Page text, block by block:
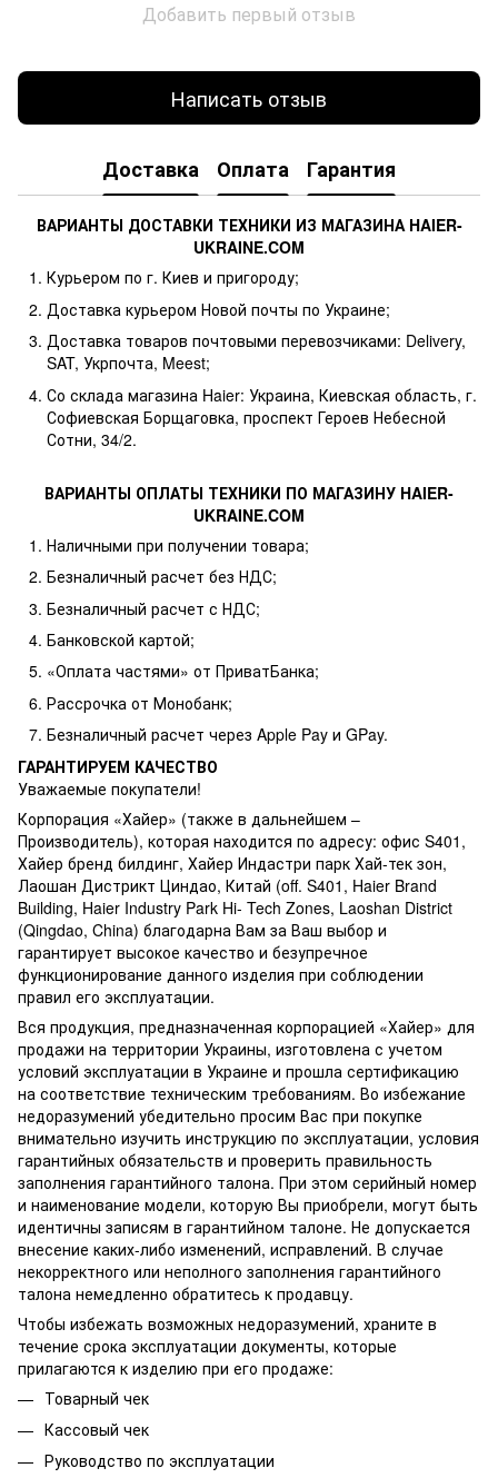
Добавить первый отзыв
Написать отзыв
Доставка Оплата Гарантия
ВАРИАНТЫ ДОСТАВКИ ТЕХНИКИ ИЗ МАГАЗИНА HAIER-
UKRAINE.COM
Курьером по г. Киев и пригороду;
Доставка курьером Новой почты по Украине;
Доставка товаров почтовыми перевозчиками: Delivery,
SAT, Укрпочта, Meest;
Со склада магазина Haier: Украина, Киевская область, г.
Софиевская Борщаговка, проспект Героев Небесной
Сотни, 34/2.
ВАРИАНТЫ ОПЛАТЫ ТЕХНИКИ ПО МАГАЗИНУ HAIER-
UKRAINE.COM
Наличными при получении товара;
Безналичный расчет без НДС;
Безналичный расчет с НДС;
Банковской картой;
«Оплата частями» от ПриватБанка;
Рассрочка от Монобанк;
Безналичный расчет через Apple Pay и GPay.
ГАРАНТИРУЕМ КАЧЕСТВО
Уважаемые покупатели!
Корпорация «Хайер» (также в дальнейшем –
Производитель), которая находится по адресу: офис S401,
Хайер бренд билдинг, Хайер Индастри парк Хай-тек зон,
Лаошан Дистрикт Циндао, Китай (off. S401, Haier Brand
Building, Haier Industry Park Hi- Tech Zones, Laoshan District
(Qingdao, China) благодарна Вам за Ваш выбор и
гарантирует высокое качество и безупречное
функционирование данного изделия при соблюдении
правил его эксплуатации.
Вся продукция, предназначенная корпорацией «Хайер» для
продажи на территории Украины, изготовлена ​​с учетом
условий эксплуатации в Украине и прошла сертификацию
на соответствие техническим требованиям. Во избежание
недоразумений убедительно просим Вас при покупке
внимательно изучить инструкцию по эксплуатации, условия
гарантийных обязательств и проверить правильность
заполнения гарантийного талона. При этом серийный номер
и наименование модели, которую Вы приобрели, могут быть
идентичны записям в гарантийном талоне. Не допускается
внесение каких-либо изменений, исправлений. В случае
некорректного или неполного заполнения гарантийного
талона немедленно обратитесь к продавцу.
Чтобы избежать возможных недоразумений, храните в
течение срока эксплуатации документы, которые
прилагаются к изделию при его продаже:
Товарный чек
Кассовый чек
Руководство по эксплуатации